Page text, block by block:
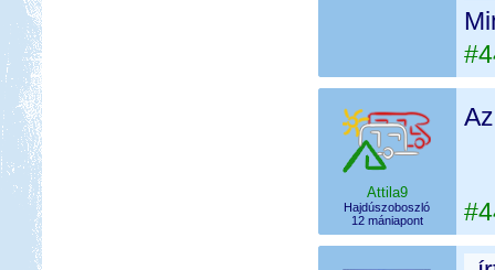
Attila9
Hajdúszoboszló
12 mániapont